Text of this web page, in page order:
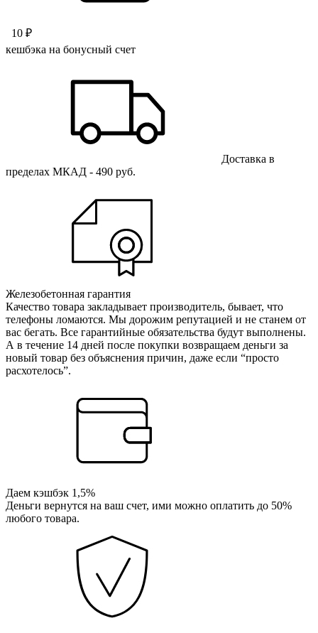
10 ₽
кешбэка на бонусный счет
Доставка в
пределах МКАД - 490 руб.
Железобетонная гарантия
Качество товара закладывает производитель, бывает, что
телефоны ломаются. Мы дорожим репутацией и не станем от
вас бегать. Все гарантийные обязательства будут выполнены.
А в течение 14 дней после покупки возвращаем деньги за
новый товар без объяснения причин, даже если “просто
расхотелось”.
Даем кэшбэк 1,5%
Деньги вернутся на ваш счет, ими можно оплатить до 50%
любого товара.